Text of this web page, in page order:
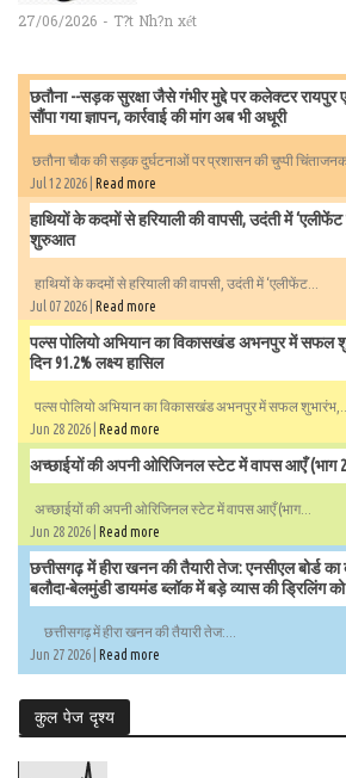
27/06/2026 - T?t Nh?n xét
छतौना --सड़क सुरक्षा जैसे गंभीर मुद्दे पर कलेक्टर रायपुर
सौंपा गया ज्ञापन, कार्रवाई की मांग अब भी अधूरी
छतौना चौक की सड़क दुर्घटनाओं पर प्रशासन की चुप्पी
Jul 12 2026 | Read more
हाथियों के कदमों से हरियाली की वापसी, उदंती में ‘एलीफेंट
शुरुआत
हाथियों के कदमों से हरियाली की वापसी, उदंती में ‘एलीफेंट...
Jul 07 2026 | Read more
पल्स पोलियो अभियान का विकासखंड अभनपुर में सफल
दिन 91.2% लक्ष्य हासिल
पल्स पोलियो अभियान का विकासखंड अभनपुर में सफल शुभारंभ,...
Jun 28 2026 | Read more
अच्छाईयों की अपनी ओरिजिनल स्टेट में वापस आएँ (भाग
अच्छाईयों की अपनी ओरिजिनल स्टेट में वापस आएँ (भाग...
Jun 28 2026 | Read more
छत्तीसगढ़ में हीरा खनन की तैयारी तेज: एनसीएल बोर्ड
बलौदा-बेलमुंडी डायमंड ब्लॉक में बड़े व्यास की ड्रिलिंग
छत्तीसगढ़ में हीरा खनन की तैयारी तेज:...
Jun 27 2026 | Read more
कुल पेज दृश्य